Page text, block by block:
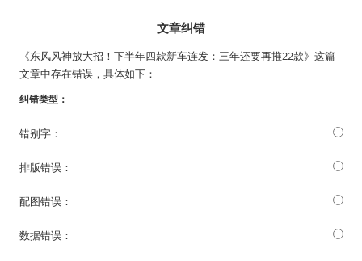
文章纠错
《东风风神放大招！下半年四款新车连发：三年还要再推22款》这篇
文章中存在错误，具体如下：
纠错类型：
错别字：
排版错误：
配图错误：
数据错误：